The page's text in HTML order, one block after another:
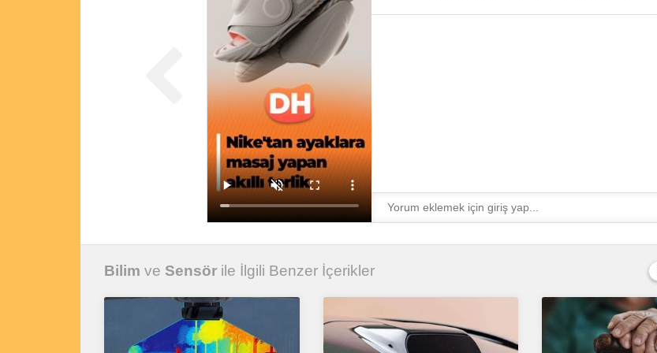
Bilim ve Sensör ile İlgili Benzer İçerikler